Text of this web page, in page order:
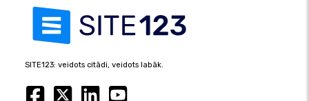
SITE123: veidots citādi, veidots labāk.